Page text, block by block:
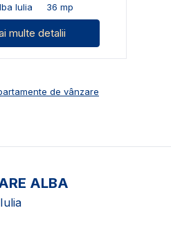
Iulia
36 mp
multe detalii
de vânzare
ALBA